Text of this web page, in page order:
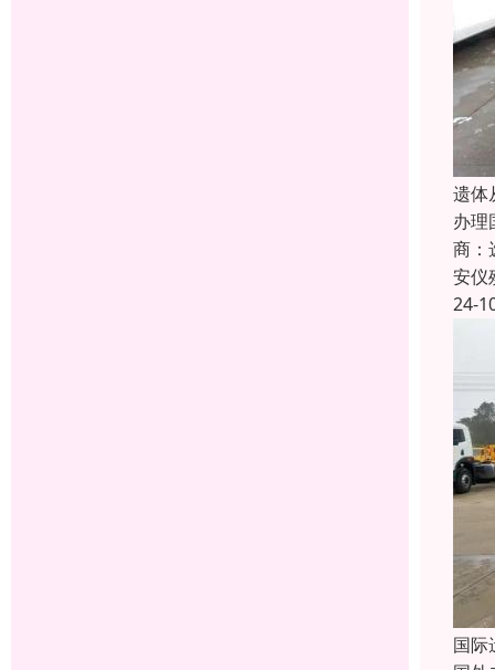
遗体
办理
商：
安仪
24-
国际